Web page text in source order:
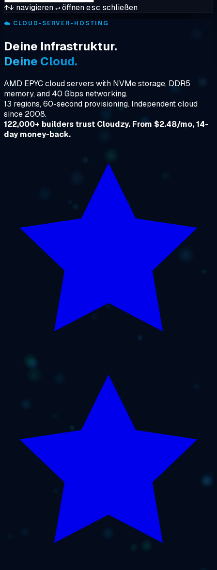
↑↓ navigieren↵öffnenesc schließen
☁️ CLOUD-SERVER-HOSTING
Deine Infrastruktur.
Deine Cloud.
AMD EPYC cloud servers with NVMe storage, DDR5
memory, and 40 Gbps networking.
13 regions, 60-second provisioning. Independent cloud
since 2008.
122,000+ builders trust Cloudzy. From $2.48/mo, 14-
day money-back.